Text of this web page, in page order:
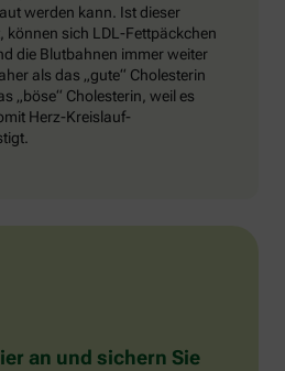
werden kann. Ist dieser
können sich LDL-Fettpäckchen
die Blutbahnen immer weiter
als das „gute“ Cholesterin
„böse“ Cholesterin, weil es
Herz-Kreislauf-
an und sichern Sie